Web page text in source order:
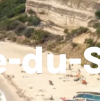
du-